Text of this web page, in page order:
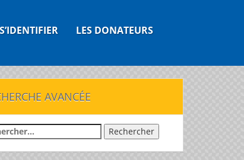
S’IDENTIFIER LES DONATEURS
AVANCÉE
: